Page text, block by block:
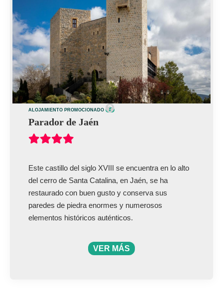
ALOJAMIENTO PROMOCIONADO
Parador de Jaén
Este castillo del siglo XVIII se encuentra en lo alto
del cerro de Santa Catalina, en Jaén, se ha
restaurado con buen gusto y conserva sus
paredes de piedra enormes y numerosos
elementos históricos auténticos.
VER MÁS